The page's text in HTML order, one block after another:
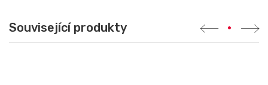
Související produkty •